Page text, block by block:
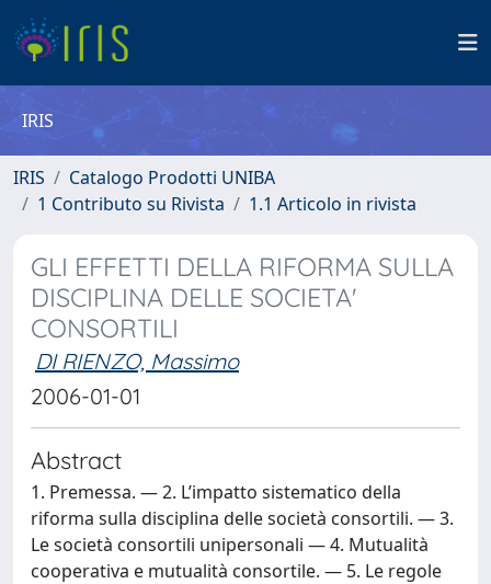
IRIS
IRIS
Catalogo Prodotti UNIBA
1 Contributo su Rivista
1.1 Articolo in rivista
GLI EFFETTI DELLA RIFORMA SULLA
DISCIPLINA DELLE SOCIETA'
CONSORTILI
DI RIENZO, Massimo
2006-01-01
Abstract
1. Premessa. — 2. L’impatto sistematico della
riforma sulla disciplina delle società consortili. — 3.
Le società consortili unipersonali — 4. Mutualità
cooperativa e mutualità consortile. — 5. Le regole